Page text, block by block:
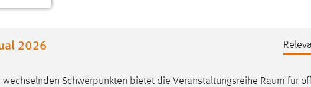
2026
Schwerpunkten bietet die Veranstaltungsreihe Raum für